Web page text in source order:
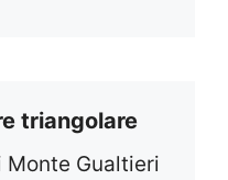
triangolare
Gualtieri